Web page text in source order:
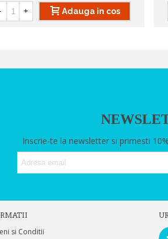
+ Adauga in cos
Inscrie-te la newsletter si primesti
si Conditii